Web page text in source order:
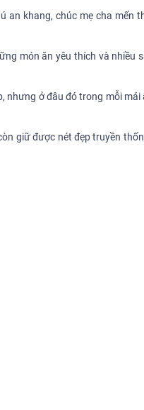
an khang, chúc mẹ cha mến
món ăn yêu thích và nhiều
nhưng ở đâu đó trong mỗi mái
giữ được nét đẹp truyền